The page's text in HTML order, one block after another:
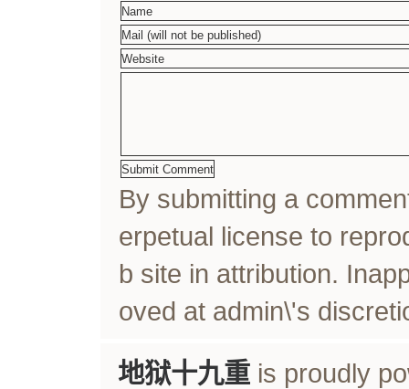
By submitting a
erpetual license to
b site in attribution.
oved at admin\'s
地狱十九重is proudly